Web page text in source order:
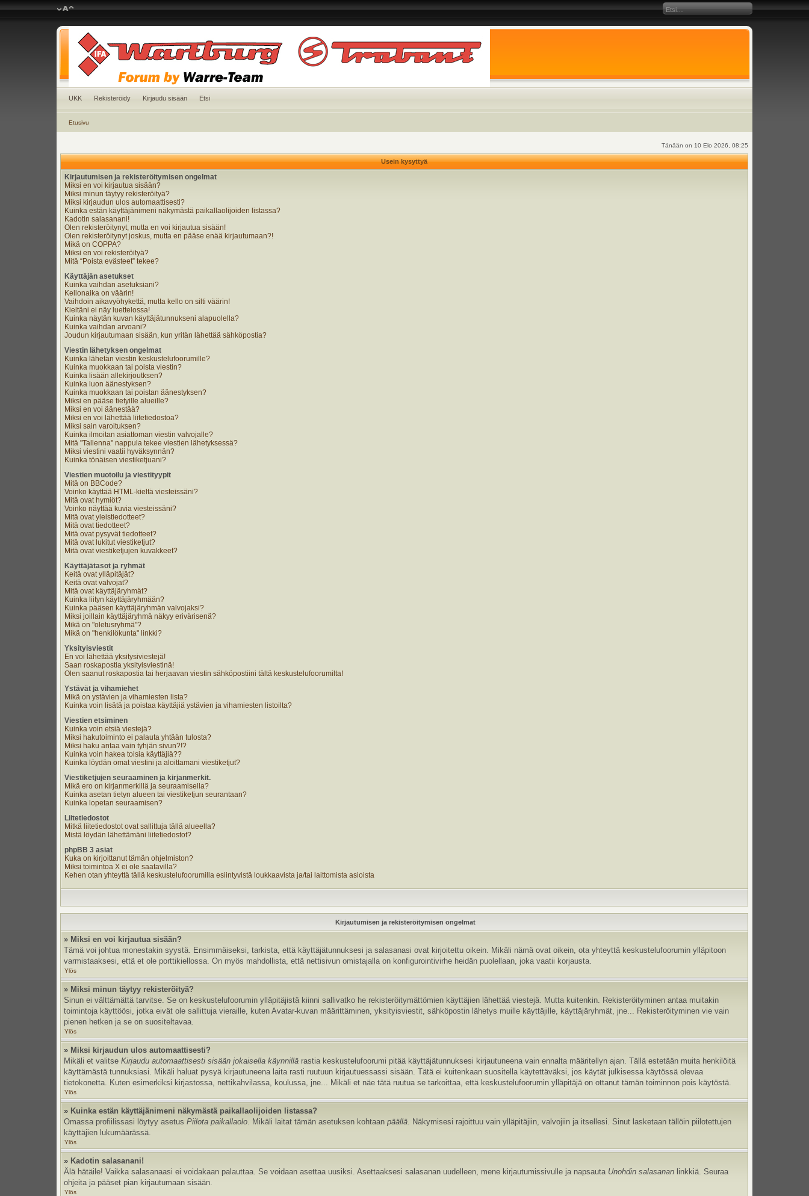
UKK Rekisteröidy Kirjaudu sisään Etsi
Etusivu
Tänään on 10 Elo 2026, 08:25
Usein kysyttyä
Kirjautumisen ja rekisteröitymisen ongelmat
Miksi en voi kirjautua sisään?
Miksi minun täytyy rekisteröityä?
Miksi kirjaudun ulos automaattisesti?
Kuinka estän käyttäjänimeni näkymästä paikallaolijoiden listassa?
Kadotin salasanani!
Olen rekisteröitynyt, mutta en voi kirjautua sisään!
Olen rekisteröitynyt joskus, mutta en pääse enää kirjautumaan?!
Mikä on COPPA?
Miksi en voi rekisteröityä?
Mitä “Poista evästeet” tekee?
Käyttäjän asetukset
Kuinka vaihdan asetuksiani?
Kellonaika on väärin!
Vaihdoin aikavyöhykettä, mutta kello on silti väärin!
Kieltäni ei näy luettelossa!
Kuinka näytän kuvan käyttäjätunnukseni alapuolella?
Kuinka vaihdan arvoani?
Joudun kirjautumaan sisään, kun yritän lähettää sähköpostia?
Viestin lähetyksen ongelmat
Kuinka lähetän viestin keskustelufoorumille?
Kuinka muokkaan tai poista viestin?
Kuinka lisään allekirjoutksen?
Kuinka luon äänestyksen?
Kuinka muokkaan tai poistan äänestyksen?
Miksi en pääse tietyille alueille?
Miksi en voi äänestää?
Miksi en voi lähettää liitetiedostoa?
Miksi sain varoituksen?
Kuinka ilmoitan asiattoman viestin valvojalle?
Mitä "Tallenna" nappula tekee viestien lähetyksessä?
Miksi viestini vaatii hyväksynnän?
Kuinka tönäisen viestiketjuani?
Viestien muotoilu ja viestityypit
Mitä on BBCode?
Voinko käyttää HTML-kieltä viesteissäni?
Mitä ovat hymiöt?
Voinko näyttää kuvia viesteissäni?
Mitä ovat yleistiedotteet?
Mitä ovat tiedotteet?
Mitä ovat pysyvät tiedotteet?
Mitä ovat lukitut viestiketjut?
Mitä ovat viestiketjujen kuvakkeet?
Käyttäjätasot ja ryhmät
Keitä ovat ylläpitäjät?
Keitä ovat valvojat?
Mitä ovat käyttäjäryhmät?
Kuinka liityn käyttäjäryhmään?
Kuinka pääsen käyttäjäryhmän valvojaksi?
Miksi joillain käyttäjäryhmä näkyy erivärisenä?
Mikä on "oletusryhmä"?
Mikä on "henkilökunta" linkki?
Yksityisviestit
En voi lähettää yksitysiviestejä!
Saan roskapostia yksityisviestinä!
Olen saanut roskapostia tai herjaavan viestin sähköpostiini tältä keskustelufoorumilta!
Ystävät ja vihamiehet
Mikä on ystävien ja vihamiesten lista?
Kuinka voin lisätä ja poistaa käyttäjiä ystävien ja vihamiesten listoilta?
Viestien etsiminen
Kuinka voin etsiä viestejä?
Miksi hakutoiminto ei palauta yhtään tulosta?
Miksi haku antaa vain tyhjän sivun?!?
Kuinka voin hakea toisia käyttäjiä??
Kuinka löydän omat viestini ja aloittamani viestiketjut?
Viestiketjujen seuraaminen ja kirjanmerkit.
Mikä ero on kirjanmerkillä ja seuraamisella?
Kuinka asetan tietyn alueen tai viestiketjun seurantaan?
Kuinka lopetan seuraamisen?
Liitetiedostot
Mitkä liitetiedostot ovat sallittuja tällä alueella?
Mistä löydän lähettämäni liitetiedostot?
phpBB 3 asiat
Kuka on kirjoittanut tämän ohjelmiston?
Miksi toimintoa X ei ole saatavilla?
Kehen otan yhteyttä tällä keskustelufoorumilla esiintyvistä loukkaavista ja/tai laittomista asioista
Kirjautumisen ja rekisteröitymisen ongelmat
» Miksi en voi kirjautua sisään?
Tämä voi johtua monestakin syystä. Ensimmäiseksi, tarkista, että käyttäjätunnuksesi ja salasanasi ovat kirjoitettu oikein. Mikäli nämä ovat oikein, ota yhteyttä keskustelufoorumin ylläpitoon
varmistaaksesi, että et ole porttikiellossa. On myös mahdollista, että nettisivun omistajalla on konfigurointivirhe heidän puolellaan, joka vaatii korjausta.
Ylös
» Miksi minun täytyy rekisteröityä?
Sinun ei välttämättä tarvitse. Se on keskustelufoorumin ylläpitäjistä kiinni sallivatko he rekisteröitymättömien käyttäjien lähettää viestejä. Mutta kuitenkin. Rekisteröityminen antaa muitakin
toimintoja käyttöösi, jotka eivät ole sallittuja vieraille, kuten Avatar-kuvan määrittäminen, yksityisviestit, sähköpostin lähetys muille käyttäjille, käyttäjäryhmät, jne... Rekisteröityminen vie vain
pienen hetken ja se on suositeltavaa.
Ylös
» Miksi kirjaudun ulos automaattisesti?
Mikäli et valitseKirjaudu automaattisesti sisään jokaisella käynnillä rastia keskustelufoorumi pitää käyttäjätunnuksesi kirjautuneena vain ennalta määritellyn ajan. Tällä estetään muita henkilöitä
käyttämästä tunnuksiasi. Mikäli haluat pysyä kirjautuneena laita rasti ruutuun kirjautuessassi sisään. Tätä ei kuitenkaan suositella käytettäväksi, jos käytät julkisessa käytössä olevaa
tietokonetta. Kuten esimerkiksi kirjastossa, nettikahvilassa, koulussa, jne... Mikäli et näe tätä ruutua se tarkoittaa, että keskustelufoorumin ylläpitäjä on ottanut tämän toiminnon pois käytöstä.
Ylös
» Kuinka estän käyttäjänimeni näkymästä paikallaolijoiden listassa?
Omassa profiilissasi löytyy asetusPiilota paikallaolo. Mikäli laitat tämän asetuksen kohtaanpäällä. Näkymisesi rajoittuu vain ylläpitäjiin, valvojiin ja itsellesi. Sinut lasketaan tällöin piilotettujen
käyttäjien lukumäärässä.
Ylös
» Kadotin salasanani!
Älä hätäile! Vaikka salasanaasi ei voidakaan palauttaa. Se voidaan asettaa uusiksi. Asettaaksesi salasanan uudelleen, mene kirjautumissivulle ja napsauta Unohdin salasanan linkkiä. Seuraa
ohjeita ja pääset pian kirjautumaan sisään.
Ylös